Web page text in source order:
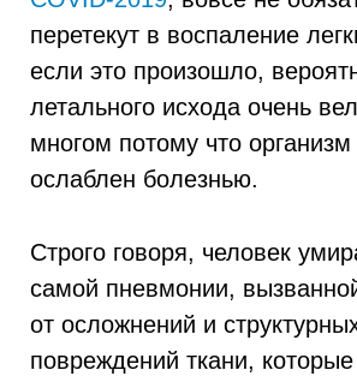
перетекут в воспаление
если это произошло,
летального исхода очень
многом потому что
ослаблен болезнью.
Строго говоря, человек
самой пневмонии,
от осложнений и
повреждений ткани,